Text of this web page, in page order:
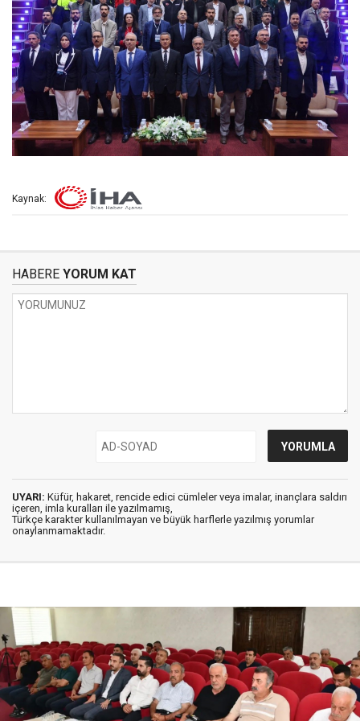
Kaynak:
HABERE YORUM KAT
UYARI: Küfür, hakaret, rencide edici cümleler veya imalar, inançlara saldırı
içeren, imla kuralları ile yazılmamış,
Türkçe karakter kullanılmayan ve büyük harflerle yazılmış yorumlar
onaylanmamaktadır.